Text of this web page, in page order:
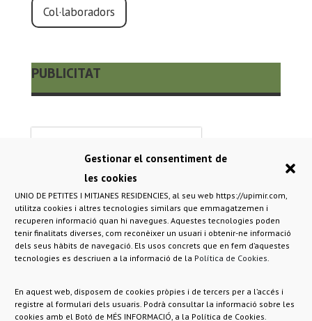
Gestionar el consentiment de
les cookies
UNIO DE PETITES I MITJANES RESIDENCIES, al seu web https://upimir.com,
utilitza cookies i altres tecnologies similars que emmagatzemen i
recuperen informació quan hi navegues. Aquestes tecnologies poden
tenir finalitats diverses, com reconèixer un usuari i obtenir-ne informació
dels seus hàbits de navegació. Els usos concrets que en fem d’aquestes
tecnologies es descriuen a la informació de la Política de Cookies.
En aquest web, disposem de cookies pròpies i de tercers per a l’accés i
registre al formulari dels usuaris. Podrà consultar la informació sobre les
cookies amb el Botó de MÉS INFORMACIÓ, a la Política de Cookies.
Col·laboradors
PUBLICITAT